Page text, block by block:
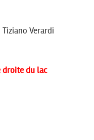
Tiziano Verardi
droite du lac